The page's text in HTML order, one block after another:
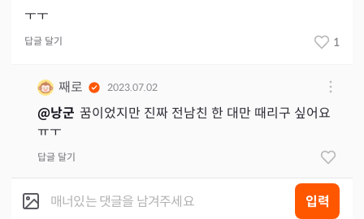
ㅜㅜ
답글 달기 1
째로 2023.07.02
@낭군 꿈이었지만 진짜 전남친 한 대만 때리구 싶어요
ㅠㅜ
답글 달기
입력